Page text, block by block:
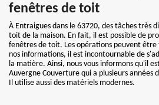
fenêtres de toit
À Entraigues dans le 63720, des tâches très
toit de la maison. En fait, il est possible de
fenêtres de toit. Les opérations peuvent être
nos informations, il est incontournable de
la matière. Ainsi, nous vous informons qu'il
Auvergne Couverture qui a plusieurs années
Il utilise aussi des matériels modernes.